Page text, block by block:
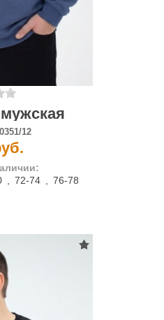
12
, 72-74 , 76-78